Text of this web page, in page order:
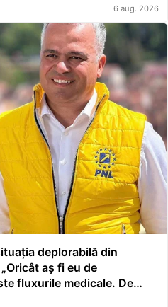
6 aug. 2026
deplorabilă din
aș fi eu de
fluxurile medicale. De